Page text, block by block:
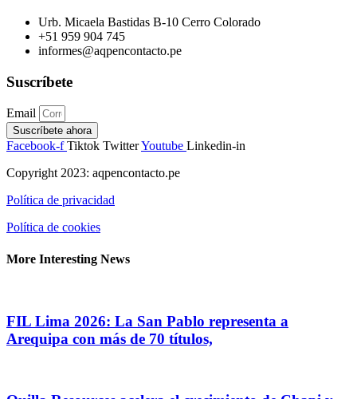
Urb. Micaela Bastidas B-10 Cerro Colorado
+51 959 904 745
informes@aqpencontacto.pe
Suscríbete
Email
Suscríbete ahora
Facebook-f Tiktok TwitterYoutube Linkedin-in
Copyright 2023: aqpencontacto.pe
Política de privacidad
Política de cookies
More Interesting News
FIL Lima 2026: La San Pablo representa a
Arequipa con más de 70 títulos,